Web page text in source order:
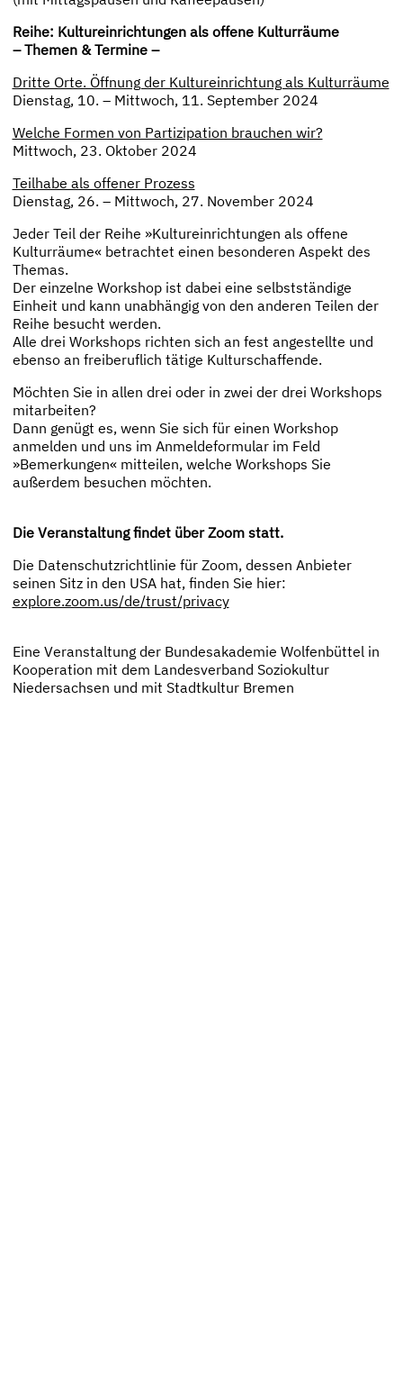
Reihe: Kultureinrichtungen als offene Kulturräume
– Themen & Termine –
Dritte Orte. Öffnung der Kultureinrichtung als Kulturräume
Dienstag, 10. – Mittwoch, 11. September 2024
Welche Formen von Partizipation brauchen wir?
Mittwoch, 23. Oktober 2024
Teilhabe als offener Prozess
Dienstag, 26. – Mittwoch, 27. November 2024
Jeder Teil der Reihe »Kultureinrichtungen als offene
Kulturräume« betrachtet einen besonderen Aspekt des
Themas.
Der einzelne Workshop ist dabei eine selbstständige
Einheit und kann unabhängig von den anderen Teilen der
Reihe besucht werden.
Alle drei Workshops richten sich an fest angestellte und
ebenso an freiberuflich tätige Kulturschaffende.
Möchten Sie in allen drei oder in zwei der drei Workshops
mitarbeiten?
Dann genügt es, wenn Sie sich für einen Workshop
anmelden und uns im Anmeldeformular im Feld
»Bemerkungen« mitteilen, welche Workshops Sie
außerdem besuchen möchten.
Die Veranstaltung findet über Zoom statt.
Die Datenschutzrichtlinie für Zoom, dessen Anbieter
seinen Sitz in den USA hat, finden Sie hier:
explore.zoom.us/de/trust/privacy
Eine Veranstaltung der Bundesakademie Wolfenbüttel in
Kooperation mit dem Landesverband Soziokultur
Niedersachsen und mit Stadtkultur Bremen